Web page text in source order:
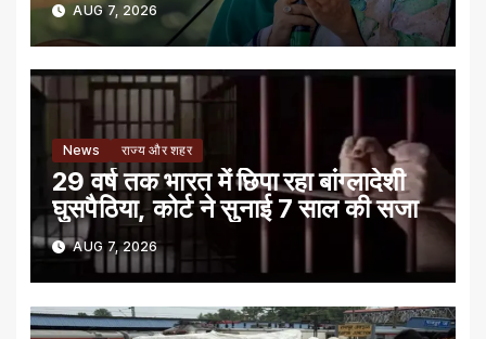
AUG 7, 2026
News राज्य और शहर
29 वर्ष तक भारत में छिपा रहा बांग्लादेशी
घुसपैठिया, कोर्ट ने सुनाई 7 साल की सजा
AUG 7, 2026